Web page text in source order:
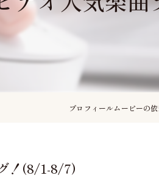
プロフィールムービーの
！(8/1-8/7)